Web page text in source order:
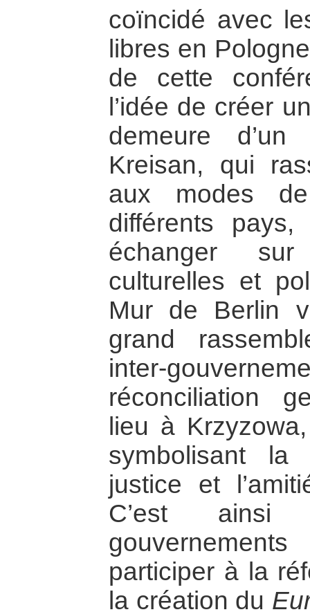
coïncidé avec
libres en
de cette
l’idée de créer
demeure
Kreisan, qui
aux modes
différents
échanger
culturelles et
Mur de Berlin
grand
inter-
réconciliation
lieu à
symbolisant la
justice et
C’est
participer à la
la création du